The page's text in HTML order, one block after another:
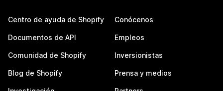
Centro de ayuda de Shopify
Documentos de API
Comunidad de Shopify
Blog de Shopify
Conócenos
Empleos
Inversionistas
Prensa y medios